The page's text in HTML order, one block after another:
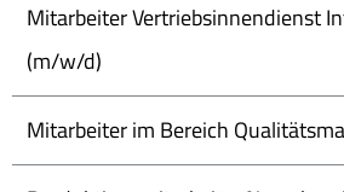
Mitarbeiter Vertriebsinnendienst
(m/w/d)
Mitarbeiter im Bereich